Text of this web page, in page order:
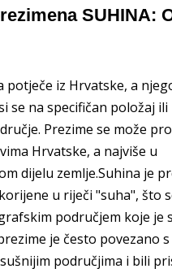
SUHINA:
potječe iz Hrvatske, a
se na specifičan položaj ili
Prezime se može
Hrvatske, a najviše u
dijelu zemlje.Suhina je
u riječi "suha", što
područjem koje je
je često povezano
područjima i bili